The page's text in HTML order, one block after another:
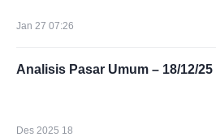
Jan 27 07:26
Analisis Pasar Umum – 18/12/25
Des 2025 18